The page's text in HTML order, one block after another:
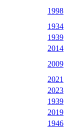
1998
1934
1939
2014
2009
2021
2023
1939
2019
1946